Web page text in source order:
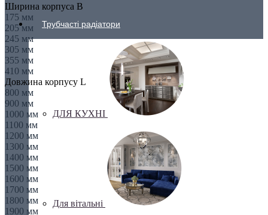
Трубчасті радіатори
ДЛЯ КУХНІ
Для вітальні
Ширина корпуса B
175 мм
205 мм
245 мм
305 мм
355 мм
410 мм
Довжина корпусу L
800 мм
900 мм
1000 мм
1100 мм
1200 мм
1300 мм
1400 мм
1500 мм
1600 мм
1700 мм
1800 мм
1900 мм